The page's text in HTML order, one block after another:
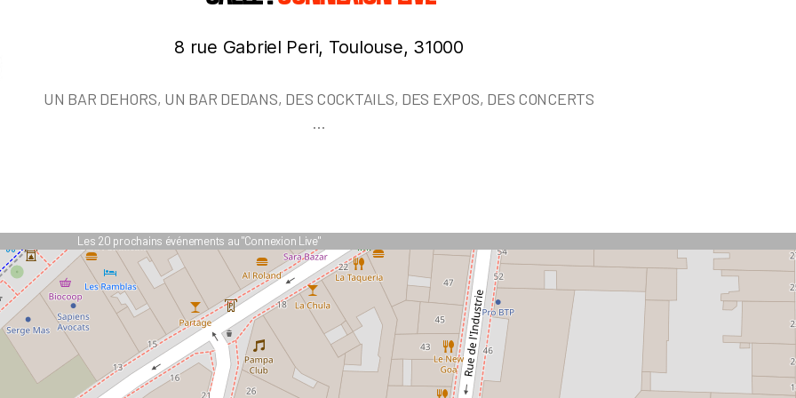
8 rue Gabriel Peri, Toulouse, 31000
UN BAR DEHORS, UN BAR DEDANS, DES COCKTAILS, DES EXPOS, DES CONCERTS
…
Les 20 prochains événements au "Connexion Live"